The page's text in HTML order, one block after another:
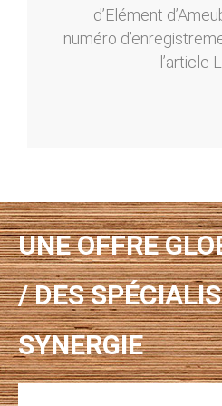
d’Elément
numéro
l’article
UNE OFFRE
/ DES
SYNERGIE